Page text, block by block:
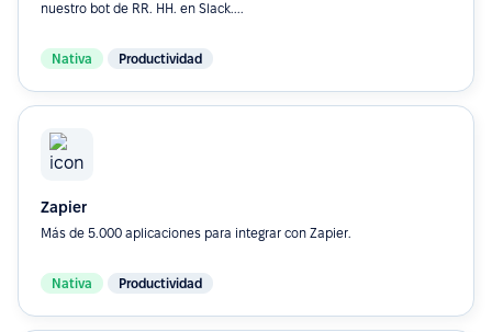
nuestro bot de RR. HH. en Slack....
Nativa Productividad
Zapier
Más de 5.000 aplicaciones para integrar con Zapier.
Nativa Productividad